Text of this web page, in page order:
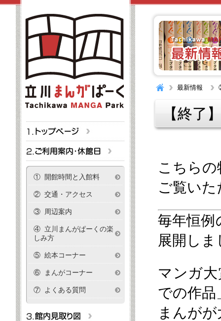
最新情報
【終了
こちら
ご覧い
毎年恒例
展開しま
マンガ
での作品
まんが
① 開館時間と入館料
② 交通・アクセス
③ 周辺案内
④ 立川まんがぱーくの楽
しみ方
⑤ 絵本コーナー
⑥ まんがコーナー
⑦ よくある質問